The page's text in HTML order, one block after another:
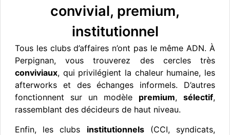
convivial, premium,
institutionnel
Tous les clubs d’affaires n’ont pas le même ADN. À
Perpignan, vous trouverez des cercles très
conviviaux, qui privilégient la chaleur humaine, les
afterworks et des échanges informels. D’autres
fonctionnent sur un modèle premium,sélectif,
rassemblant des décideurs de haut niveau.
Enfin, les clubs institutionnels(CCI, syndicats,